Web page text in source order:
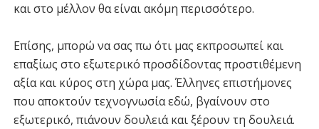
και στο μέλλον θα είναι ακόμη περισσότερο.
Επίσης, μπορώ να σας πω ότι μας εκπροσωπεί και
επαξίως στο εξωτερικό προσδίδοντας προστιθέμενη
αξία και κύρος στη χώρα μας. Έλληνες επιστήμονες
που αποκτούν τεχνογνωσία εδώ, βγαίνουν στο
εξωτερικό, πιάνουν δουλειά και ξέρουν τη δουλειά.